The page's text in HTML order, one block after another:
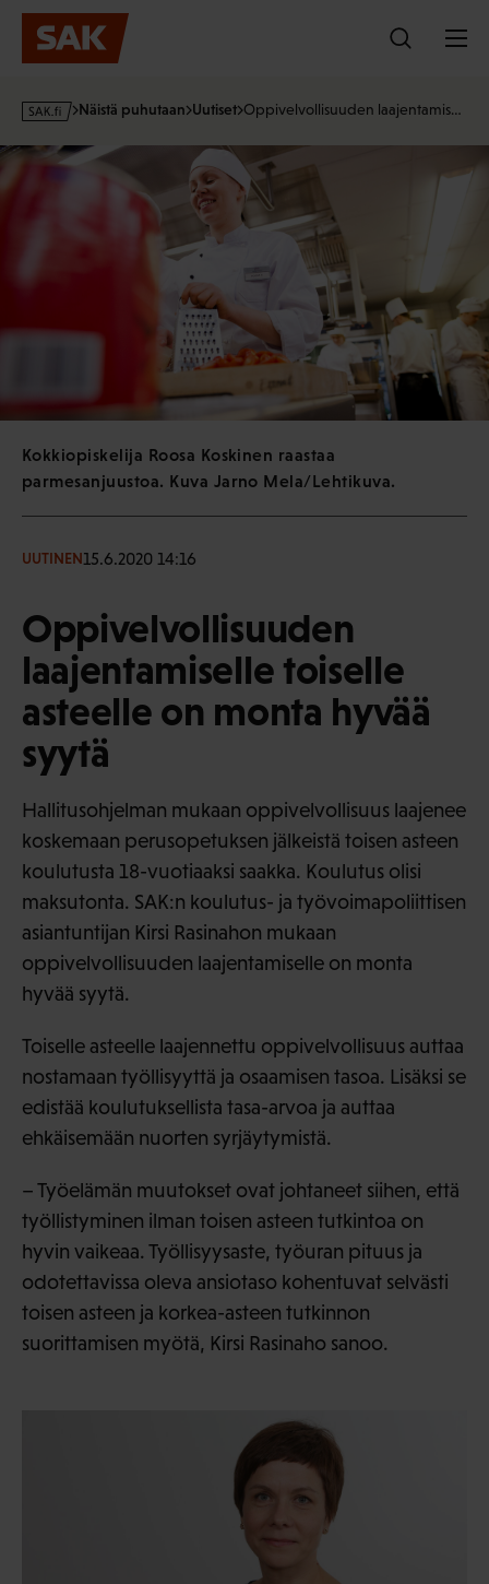
Hyppää
sisältöön
s
k
Näistä puhutaan Uutiset Oppivelvollisuuden laajentamis…
Kokkiopiskelija Roosa Koskinen raastaa
parmesanjuustoa. Kuva Jarno Mela/Lehtikuva.
UUTINEN15.6.2020 14:16
Oppivelvollisuuden
laajentamiselle toiselle
asteelle on monta hyvää
syytä
Hallitusohjelman mukaan oppivelvollisuus laajenee
koskemaan perusopetuksen jälkeistä toisen asteen
koulutusta 18-vuotiaaksi saakka. Koulutus olisi
maksutonta. SAK:n koulutus- ja työvoimapoliittisen
asiantuntijan Kirsi Rasinahon mukaan
oppivelvollisuuden laajentamiselle on monta
hyvää syytä.
Toiselle asteelle laajennettu oppivelvollisuus auttaa
nostamaan työllisyyttä ja osaamisen tasoa. Lisäksi se
edistää koulutuksellista tasa-arvoa ja auttaa
ehkäisemään nuorten syrjäytymistä.
– Työelämän muutokset ovat johtaneet siihen, että
työllistyminen ilman toisen asteen tutkintoa on
hyvin vaikeaa. Työllisyysaste, työuran pituus ja
odotettavissa oleva ansiotaso kohentuvat selvästi
toisen asteen ja korkea-asteen tutkinnon
suorittamisen myötä, Kirsi Rasinaho sanoo.